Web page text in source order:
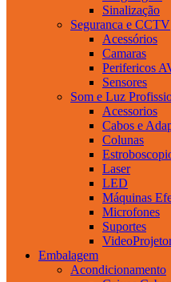
Sinalização
Seguranca e CCTV
Acessórios
Camaras
Perifericos
Sensores
Som e Luz
Acessorios
Cabos e
Colunas
Laser
LED
Máquinas
Microfones
Suportes
Embalagem
Acondicionamento